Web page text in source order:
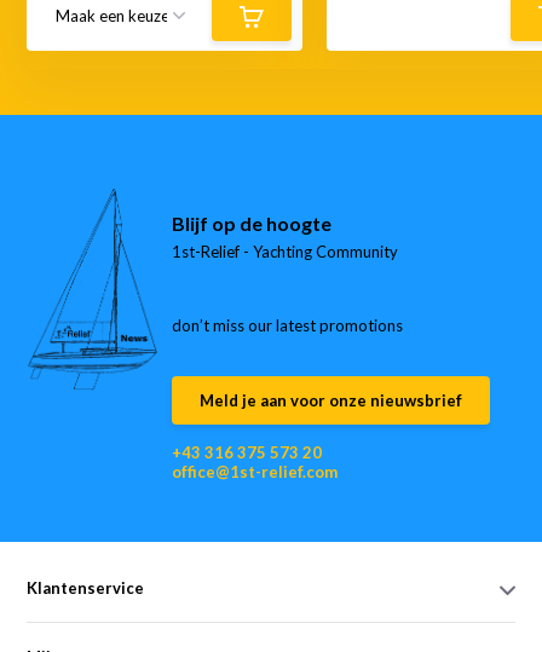
Blijf op de hoogte
1st-Relief - Yachting Community
don’t miss our latest promotions
Meld je aan voor onze nieuwsbrief
+43 316 375 573 20
office@1st-relief.com
Klantenservice